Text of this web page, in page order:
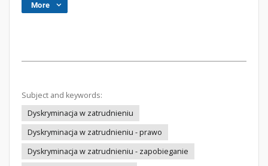
More
Subject and keywords:
Dyskryminacja w zatrudnieniu
Dyskryminacja w zatrudnieniu - prawo
Dyskryminacja w zatrudnieniu - zapobieganie